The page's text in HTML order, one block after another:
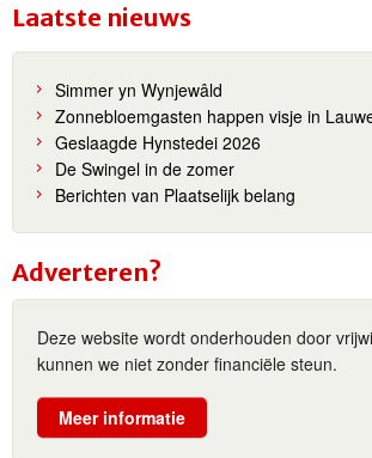
Laatste nieuws
Simmer yn Wynjewâld
Zonnebloemgasten happen visje in
Geslaagde Hynstedei 2026
De Swingel in de zomer
Berichten van Plaatselijk belang
Adverteren?
Deze website wordt onderhouden door
kunnen we niet zonder financiële steun.
Meer informatie